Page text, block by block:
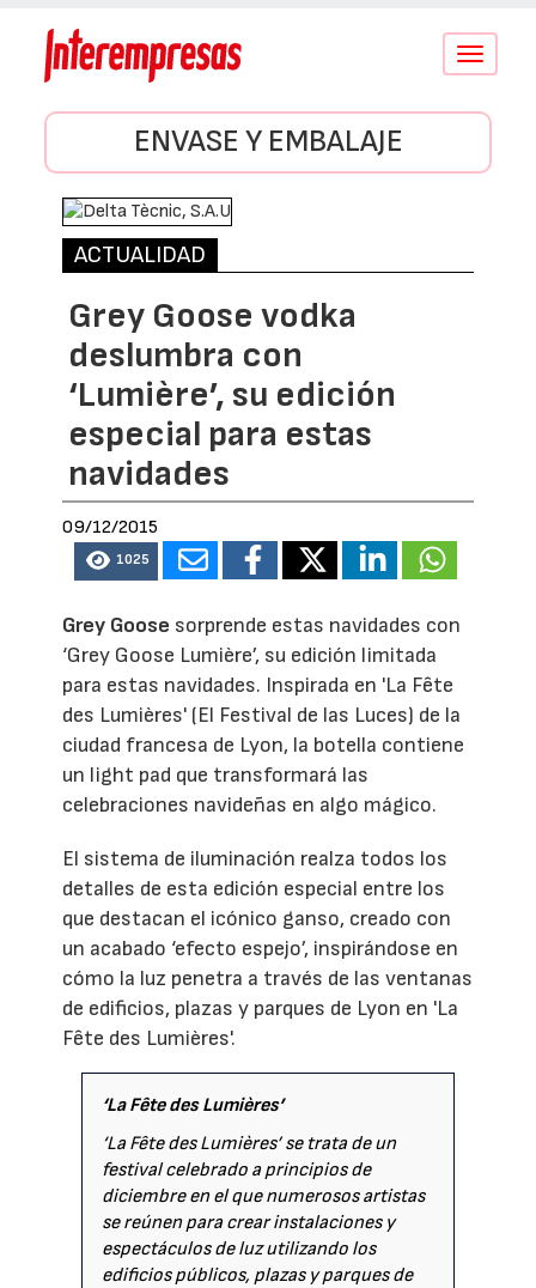
Conmutar
ENVASE Y EMBALAJE
ACTUALIDAD
Grey Goose vodka
deslumbra con
‘Lumière’, su edición
especial para estas
navidades
09/12/2015
1025
Grey Goose sorprende estas navidades con
‘Grey Goose Lumière’, su edición limitada
para estas navidades. Inspirada en 'La Fête
des Lumières' (El Festival de las Luces) de la
ciudad francesa de Lyon, la botella contiene
un light pad que transformará las
celebraciones navideñas en algo mágico.
El sistema de iluminación realza todos los
detalles de esta edición especial entre los
que destacan el icónico ganso, creado con
un acabado ‘efecto espejo’, inspirándose en
cómo la luz penetra a través de las ventanas
de edificios, plazas y parques de Lyon en 'La
Fête des Lumières'.
‘La Fête des Lumières’
‘La Fête des Lumières’ se trata de un
festival celebrado a principios de
diciembre en el que numerosos artistas
se reúnen para crear instalaciones y
espectáculos de luz utilizando los
edificios públicos, plazas y parques de